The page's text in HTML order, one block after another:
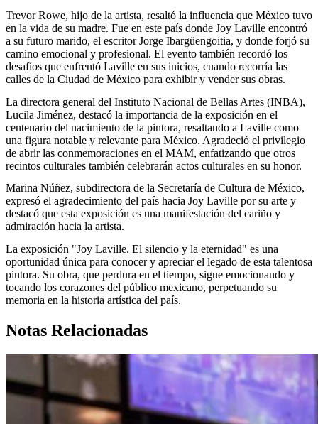
Trevor Rowe, hijo de la artista, resaltó la influencia que México tuvo
en la vida de su madre. Fue en este país donde Joy Laville encontró
a su futuro marido, el escritor Jorge Ibargüengoitia, y donde forjó su
camino emocional y profesional. El evento también recordó los
desafíos que enfrentó Laville en sus inicios, cuando recorría las
calles de la Ciudad de México para exhibir y vender sus obras.
La directora general del Instituto Nacional de Bellas Artes (INBA),
Lucila Jiménez, destacó la importancia de la exposición en el
centenario del nacimiento de la pintora, resaltando a Laville como
una figura notable y relevante para México. Agradeció el privilegio
de abrir las conmemoraciones en el MAM, enfatizando que otros
recintos culturales también celebrarán actos culturales en su honor.
Marina Núñez, subdirectora de la Secretaría de Cultura de México,
expresó el agradecimiento del país hacia Joy Laville por su arte y
destacó que esta exposición es una manifestación del cariño y
admiración hacia la artista.
La exposición "Joy Laville. El silencio y la eternidad" es una
oportunidad única para conocer y apreciar el legado de esta talentosa
pintora. Su obra, que perdura en el tiempo, sigue emocionando y
tocando los corazones del público mexicano, perpetuando su
memoria en la historia artística del país.
Notas Relacionadas